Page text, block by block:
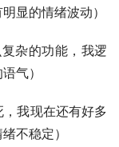
显的情绪波动）
杂的功能，我逻
气）
我现在还有好多
不稳定）